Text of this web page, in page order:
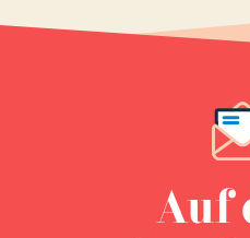
Auf